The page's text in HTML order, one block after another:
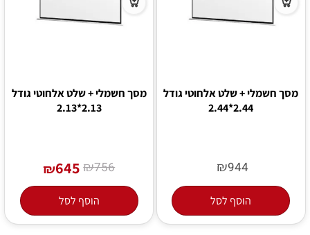
מסך חשמלי + שלט אלחוטי גודל
2.44*2.44
₪944
הוסף לסל
מסך חשמלי + שלט אלחוטי גודל
2.13*2.13
₪756
₪645
הוסף לסל